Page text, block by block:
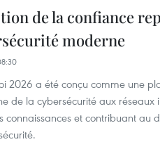
de la confiance
moderne
2026 a été conçu comme une
de la cybersécurité aux réseaux
connaissances et contribuant au